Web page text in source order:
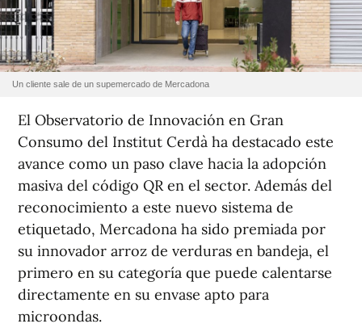
Un cliente sale de un supemercado de Mercadona
El Observatorio de Innovación en Gran
Consumo del Institut Cerdà ha destacado este
avance como un paso clave hacia la adopción
masiva del código QR en el sector. Además del
reconocimiento a este nuevo sistema de
etiquetado, Mercadona ha sido premiada por
su innovador arroz de verduras en bandeja, el
primero en su categoría que puede calentarse
directamente en su envase apto para
microondas.